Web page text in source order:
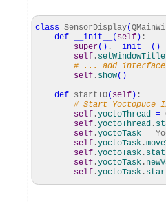
class SensorDisplay(
def
__init__ ( self ) :
super( ) . __init__ ( )
self . setWindowTitle
# ... add interface
self . show( )
def startIO( self ) :
# Start Yoctopuce
self .yoctoThread =
self .yoctoThread .
self .yoctoTask =
self .yoctoTask .
self .yoctoTask .
self .yoctoTask .
self .yoctoTask .